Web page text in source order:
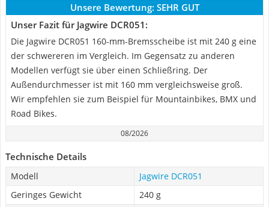
Unsere Bewertung: SEHR GUT
Unser Fazit für Jagwire DCR051:
Die Jagwire DCR051 160-mm-Bremsscheibe ist mit 240 g eine
der schwereren im Vergleich. Im Gegensatz zu anderen
Modellen verfügt sie über einen Schließring. Der
Außendurchmesser ist mit 160 mm vergleichsweise groß.
Wir empfehlen sie zum Beispiel für Mountainbikes, BMX und
Road Bikes.
08/2026
Technische Details
Modell
Jagwire DCR051
Geringes Gewicht
240 g